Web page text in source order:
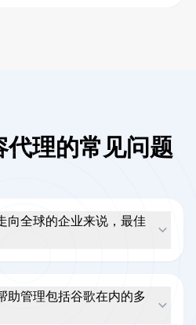
理的常见问题
向全球的企业来说，最佳
助管理包括谷歌在内的多